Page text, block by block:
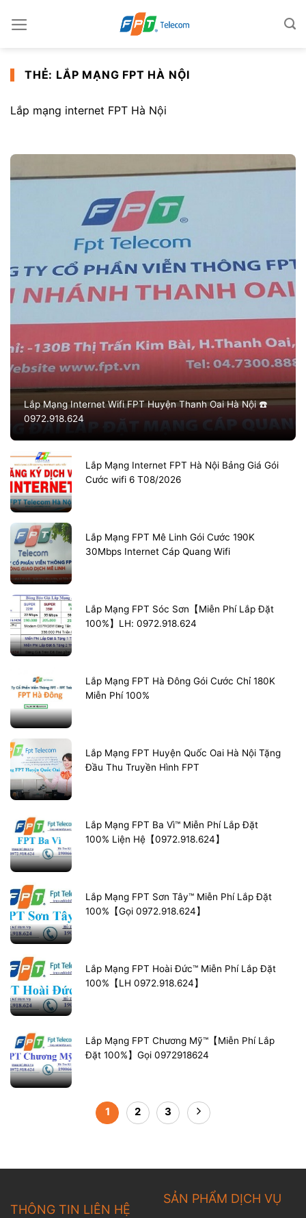
THẺ: LẮP MẠNG FPT HÀ NỘI
Lắp mạng internet FPT Hà Nội
Lắp Mạng Internet Wifi FPT Huyện Thanh Oai Hà Nội ☎️
0972.918.624
Lắp Mạng Internet FPT Hà Nội Bảng Giá Gói
Cước wifi 6 T08/2026
Lắp Mạng FPT Mê Linh Gói Cước 190K
30Mbps Internet Cáp Quang Wifi
Lắp Mạng FPT Sóc Sơn【Miễn Phí Lắp Đặt
100%】LH: 0972.918.624
Lắp Mạng FPT Hà Đông Gói Cước Chỉ 180K
Miễn Phí 100%
Lắp Mạng FPT Huyện Quốc Oai Hà Nội Tặng
Đầu Thu Truyền Hình FPT
Lắp Mạng FPT Ba Vì™ Miễn Phí Lắp Đặt
100% Liện Hệ【0972.918.624】
Lắp Mạng FPT Sơn Tây™ Miễn Phí Lắp Đặt
100%【Gọi 0972.918.624】
Lắp Mạng FPT Hoài Đức™ Miễn Phí Lắp Đặt
100%【LH 0972.918.624】
Lắp Mạng FPT Chương Mỹ™【Miễn Phí Lắp
Đặt 100%】Gọi 0972918624
1 2 3
THÔNG TIN LIÊN HỆ
SẢN PHẨM DỊCH VỤ